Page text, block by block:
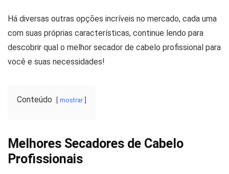
Há diversas outras opções incríveis no mercado, cada uma
com suas próprias características, continue lendo para
descobrir qual o melhor secador de cabelo profissional para
você e suas necessidades!
Conteúdo mostrar
Melhores Secadores de Cabelo
Profissionais